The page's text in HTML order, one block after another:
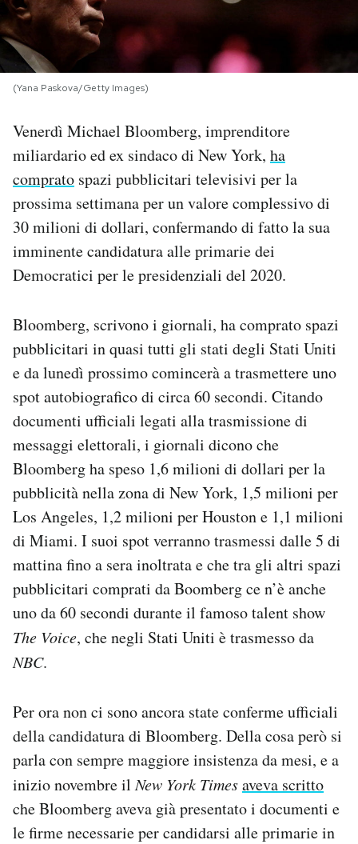
NEWSLETTER
I MIEI PREFERITI
CALENDARIO
AREA PERSONALE
Area Personale
Newsletter
Regala il Post
Hai bisogno di aiuto?
(Yana Paskova/Getty Images)
Venerdì Michael Bloomberg, imprenditore
miliardario ed ex sindaco di New York, ha
comprato spazi pubblicitari televisivi per la
prossima settimana per un valore complessivo di
30 milioni di dollari, confermando di fatto la sua
imminente candidatura alle primarie dei
Democratici per le presidenziali del 2020.
Bloomberg, scrivono i giornali, ha comprato spazi
pubblicitari in quasi tutti gli stati degli Stati Uniti
e da lunedì prossimo comincerà a trasmettere uno
spot autobiografico di circa 60 secondi. Citando
documenti ufficiali legati alla trasmissione di
messaggi elettorali, i giornali dicono che
Bloomberg ha speso 1,6 milioni di dollari per la
pubblicità nella zona di New York, 1,5 milioni per
Los Angeles, 1,2 milioni per Houston e 1,1 milioni
di Miami. I suoi spot verranno trasmessi dalle 5 di
mattina fino a sera inoltrata e che tra gli altri spazi
pubblicitari comprati da Boomberg ce n’è anche
uno da 60 secondi durante il famoso talent show
The Voice, che negli Stati Uniti è trasmesso da
NBC.
Per ora non ci sono ancora state conferme ufficiali
della candidatura di Bloomberg. Della cosa però si
parla con sempre maggiore insistenza da mesi, e a
inizio novembre ilNew York Timesaveva scritto
che Bloomberg aveva già presentato i documenti e
le firme necessarie per candidarsi alle primarie in